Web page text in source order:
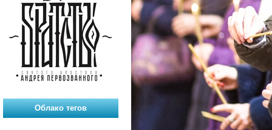
Облако тегов